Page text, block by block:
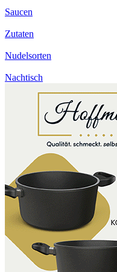
Saucen
Zutaten
Nudelsorten
Nachtisch